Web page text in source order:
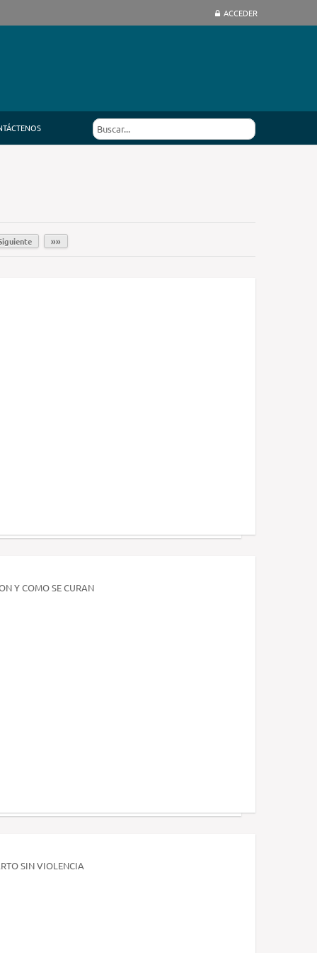
ACCEDER
»»
Y COMO SE CURAN
SIN VIOLENCIA